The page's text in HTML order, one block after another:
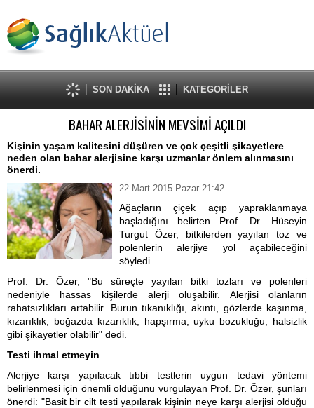
SON DAKİKA KATEGORİLER
BAHAR ALERJİSİNİN MEVSİMİ AÇILDI
Kişinin yaşam kalitesini düşüren ve çok çeşitli şikayetlere
neden olan bahar alerjisine karşı uzmanlar önlem alınmasını
önerdi.
22 Mart 2015 Pazar 21:42
Ağaçların çiçek açıp yapraklanmaya
başladığını belirten Prof. Dr. Hüseyin
Turgut Özer, bitkilerden yayılan toz ve
polenlerin alerjiye yol açabileceğini
söyledi.
Prof. Dr. Özer, "Bu süreçte yayılan bitki tozları ve polenleri
nedeniyle hassas kişilerde alerji oluşabilir. Alerjisi olanların
rahatsızlıkları artabilir. Burun tıkanıklığı, akıntı, gözlerde kaşınma,
kızarıklık, boğazda kızarıklık, hapşırma, uyku bozukluğu, halsizlik
gibi şikayetler olabilir" dedi.
Testi ihmal etmeyin
Alerjiye karşı yapılacak tıbbi testlerin uygun tedavi yöntemi
belirlenmesi için önemli olduğunu vurgulayan Prof. Dr. Özer, şunları
önerdi: "Basit bir cilt testi yapılarak kişinin neye karşı alerjisi olduğu